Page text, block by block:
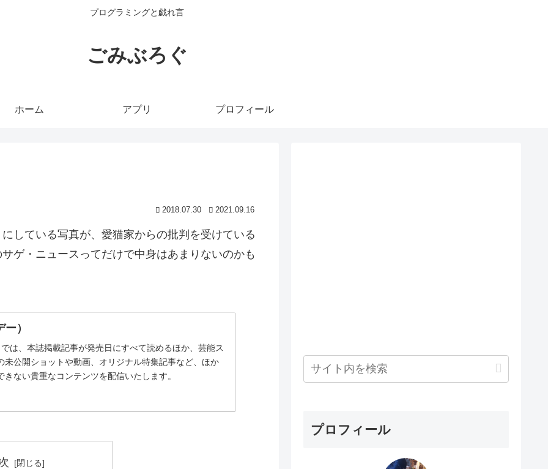
プログラミングと戯れ言
ごみぶろぐ
ホーム アプリ プロフィール
2018.07.30 2021.09.16
している写真が、愛猫家からの批判を受けている
ゲ・ニュースってだけで中身はあまりないのかも
）
は、本誌掲載記事が発売日にすべて読めるほか、芸能ス
未公開ショットや動画、オリジナル特集記事など、ほか
ない貴重なコンテンツを配信いたします。
プロフィール